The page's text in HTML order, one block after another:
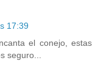
17:39
el conejo, estas
seguro...